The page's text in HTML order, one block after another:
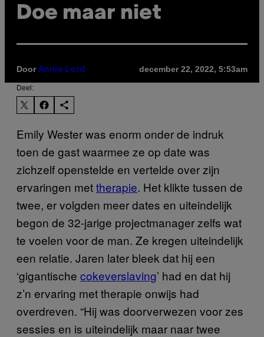
Doe maar niet
Door Annie Lord december 22, 2022, 5:53am
Deel:
Emily Wester was enorm onder de indruk
toen de gast waarmee ze op date was
zichzelf openstelde en vertelde over zijn
ervaringen mettherapie. Het klikte tussen de
twee, er volgden meer dates en uiteindelijk
begon de 32-jarige projectmanager zelfs wat
te voelen voor de man. Ze kregen uiteindelijk
een relatie. Jaren later bleek dat hij een
‘gigantische cokeverslaving’ had en dat hij
z’n ervaring met therapie onwijs had
overdreven. “Hij was doorverwezen voor zes
sessies en is uiteindelijk maar naar twee